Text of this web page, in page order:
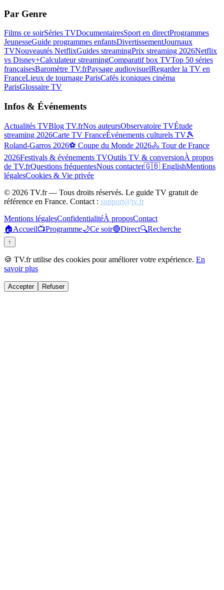
Par Genre
Films ce soirSéries TVDocumentairesSport en directProgrammes
JeunesseGuide programmes enfantsDivertissementJournaux
TVNouveautés NetflixGuides streamingPrix streaming 2026Netflix
vs Disney+Calculateur streamingComparatif box TVTop 50 séries
françaisesBaromètre TV.frPaysage audiovisuelRegarder la TV en
FranceLieux de tournage ParisCafés iconiques cinéma
ParisGlossaire TV
Infos & Événements
Actualités TVBlog TV.frNos auteursObservatoire TVÉtude
streaming 2026Carte TV FranceÉvénements culturels TV🎾
Roland-Garros 2026⚽ Coupe du Monde 2026🚴 Tour de France
2026Festivals & événements TVOutils TV & conversionÀ propos
de TV.frQuestions fréquentesNous contacter🇬🇧 EnglishMentions
légalesCookies & Vie privée
© 2026 TV.fr — Tous droits réservés. Le guide TV gratuit de
référence en France. Contact : support@tv.fr
Mentions légalesConfidentialitéÀ proposContact
🏠Accueil📺Programme🌙Ce soir🔴Direct🔍Recherche
↑
🍪 TV.fr utilise des cookies pour améliorer votre expérience. En
savoir plus
Accepter Refuser